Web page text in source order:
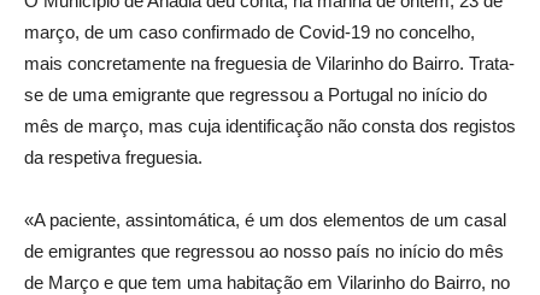
março, de um caso confirmado de Covid-19 no concelho,
mais concretamente na freguesia de Vilarinho do Bairro. Trata-
se de uma emigrante que regressou a Portugal no início do
mês de março, mas cuja identificação não consta dos registos
da respetiva freguesia.
«A paciente, assintomática, é um dos elementos de um casal
de emigrantes que regressou ao nosso país no início do mês
de Março e que tem uma habitação em Vilarinho do Bairro, no